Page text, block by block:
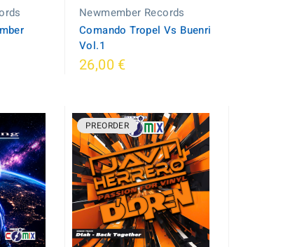
Newmember Records
Comando Tropel Vs Buenri
Vol.1
26,00 €
PREORDER